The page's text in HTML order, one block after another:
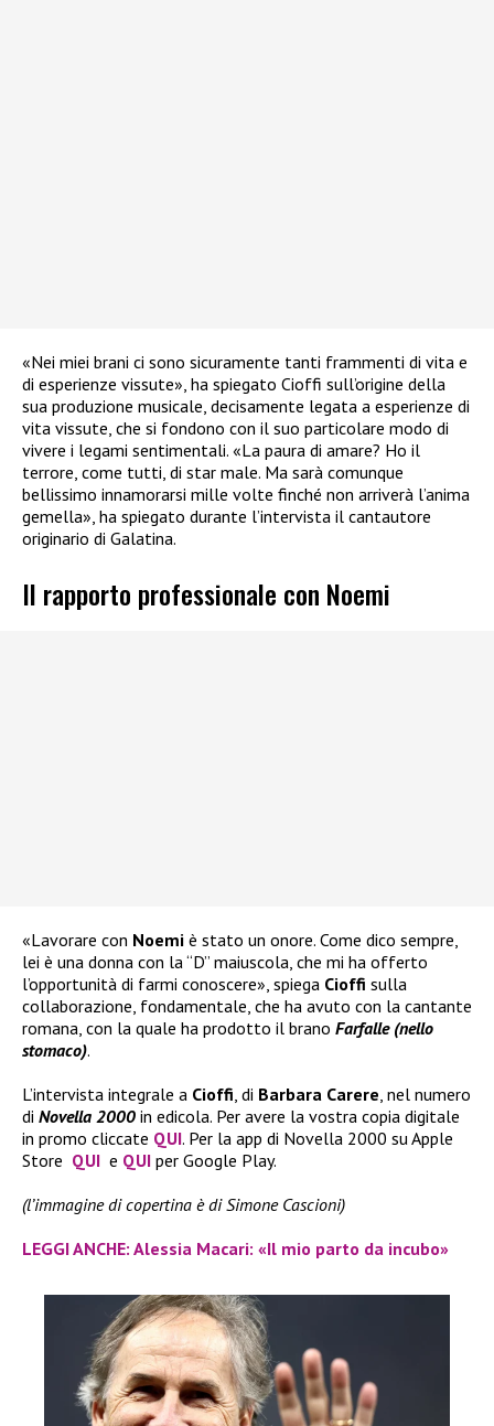
«Nei miei brani ci sono sicuramente tanti frammenti di vita e
di esperienze vissute», ha spiegato Cioffi sull’origine della
sua produzione musicale, decisamente legata a esperienze di
vita vissute, che si fondono con il suo particolare modo di
vivere i legami sentimentali. «La paura di amare? Ho il
terrore, come tutti, di star male. Ma sarà comunque
bellissimo innamorarsi mille volte finché non arriverà l’anima
gemella», ha spiegato durante l’intervista il cantautore
originario di Galatina.
Il rapporto professionale con Noemi
«Lavorare con Noemi è stato un onore. Come dico sempre,
lei è una donna con la “D” maiuscola, che mi ha offerto
l’opportunità di farmi conoscere», spiega Cioffi sulla
collaborazione, fondamentale, che ha avuto con la cantante
romana, con la quale ha prodotto il brano Farfalle (nello
stomaco).
L’intervista integrale a Cioffi, di Barbara Carere, nel numero
di Novella 2000 in edicola. Per avere la vostra copia digitale
in promo cliccate QUI. Per la app di Novella 2000 su Apple
Store QUI e QUI per Google Play.
(l’immagine di copertina è di Simone Cascioni)
LEGGI ANCHE: Alessia Macari: «Il mio parto da incubo»